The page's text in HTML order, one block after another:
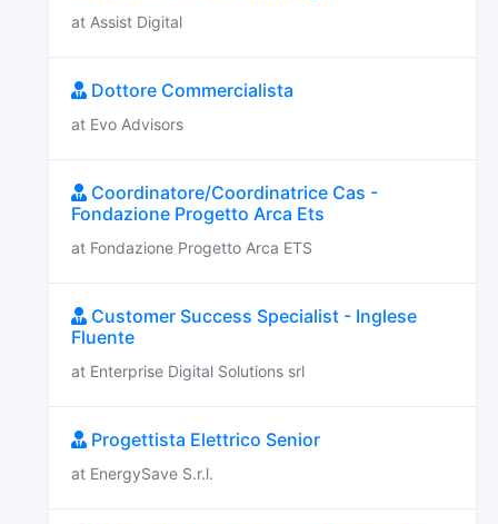
at Assist Digital
Dottore Commercialista
at Evo Advisors
Coordinatore/Coordinatrice Cas -
Fondazione Progetto Arca Ets
at Fondazione Progetto Arca ETS
Customer Success Specialist - Inglese
Fluente
at Enterprise Digital Solutions srl
Progettista Elettrico Senior
at EnergySave S.r.l.